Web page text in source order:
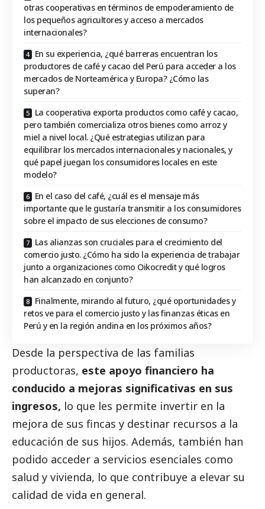
otras cooperativas en términos de empoderamiento de
los pequeños agricultores y acceso a mercados
internacionales?
En su experiencia, ¿qué barreras encuentran los
productores de café y cacao del Perú para acceder a los
mercados de Norteamérica y Europa? ¿Cómo las
superan?
La cooperativa exporta productos como café y cacao,
pero también comercializa otros bienes como arroz y
miel a nivel local. ¿Qué estrategias utilizan para
equilibrar los mercados internacionales y nacionales, y
qué papel juegan los consumidores locales en este
modelo?
En el caso del café, ¿cuál es el mensaje más
importante que le gustaría transmitir a los consumidores
sobre el impacto de sus elecciones de consumo?
Las alianzas son cruciales para el crecimiento del
comercio justo. ¿Cómo ha sido la experiencia de trabajar
junto a organizaciones como Oikocredit y qué logros
han alcanzado en conjunto?
Finalmente, mirando al futuro, ¿qué oportunidades y
retos ve para el comercio justo y las finanzas éticas en
Perú y en la región andina en los próximos años?
Desde la perspectiva de las familias
productoras, este apoyo financiero ha
conducido a mejoras significativas en sus
ingresos, lo que les permite invertir en la
mejora de sus fincas y destinar recursos a la
educación de sus hijos. Además, también han
podido acceder a servicios esenciales como
salud y vivienda, lo que contribuye a elevar su
calidad de vida en general.